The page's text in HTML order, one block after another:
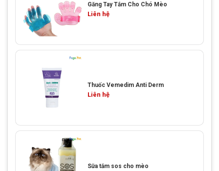
Găng Tay Tắm Cho Chó Mèo
Liên hệ
Thuốc Vemedim Anti Derm
Liên hệ
Sữa tắm sos cho mèo